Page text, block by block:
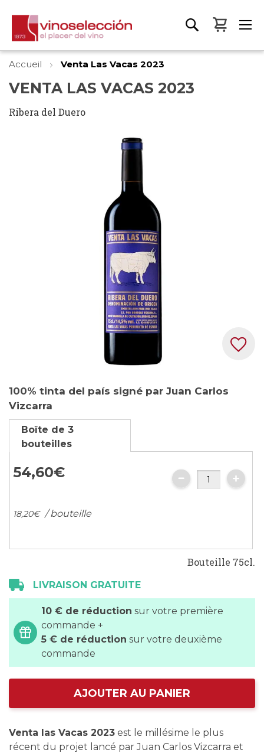
Mon
Accueil Venta Las Vacas 2023
VENTA LAS VACAS 2023
Ribera del Duero
to
the
beginning
the
images
gallery
100% tinta del país signé par Juan Carlos
Vizcarra
Boîte de 3
bouteilles
54,60€
18,20€ / bouteille
Bouteille 75cl.
LIVRAISON GRATUITE
10 € de réduction sur votre première
commande +
5 € de réduction sur votre deuxième
commande
AJOUTER AU PANIER
Venta las Vacas 2023 est le millésime le plus
récent du projet lancé par Juan Carlos Vizcarra et